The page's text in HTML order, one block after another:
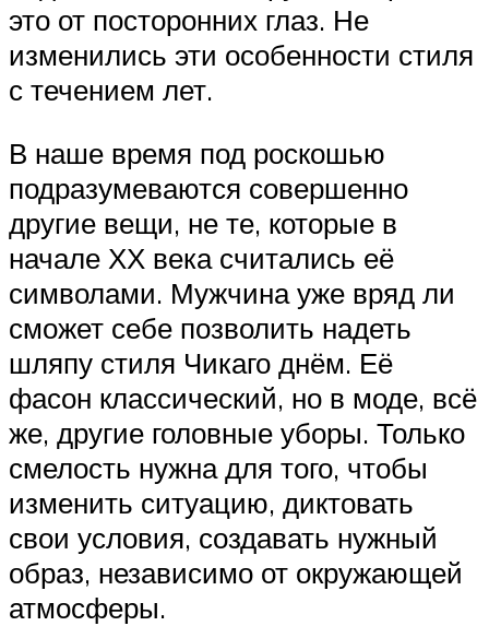
это от посторонних глаз. Не
изменились эти особенности стиля
с течением лет.
В наше время под роскошью
подразумеваются совершенно
другие вещи, не те, которые в
начале ХХ века считались её
символами. Мужчина уже вряд ли
сможет себе позволить надеть
шляпу стиля Чикаго днём. Её
фасон классический, но в моде, всё
же, другие головные уборы. Только
смелость нужна для того, чтобы
изменить ситуацию, диктовать
свои условия, создавать нужный
образ, независимо от окружающей
атмосферы.